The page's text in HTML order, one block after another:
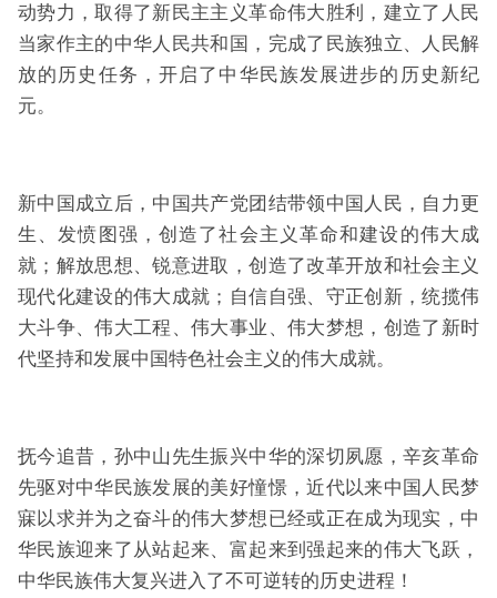
动势力，取得了新民主主义革命伟大胜利，建立了人民
当家作主的中华人民共和国，完成了民族独立、人民解
放的历史任务，开启了中华民族发展进步的历史新纪
元。
新中国成立后，中国共产党团结带领中国人民，自力更
生、发愤图强，创造了社会主义革命和建设的伟大成
就；解放思想、锐意进取，创造了改革开放和社会主义
现代化建设的伟大成就；自信自强、守正创新，统揽伟
大斗争、伟大工程、伟大事业、伟大梦想，创造了新时
代坚持和发展中国特色社会主义的伟大成就。
抚今追昔，孙中山先生振兴中华的深切夙愿，辛亥革命
先驱对中华民族发展的美好憧憬，近代以来中国人民梦
寐以求并为之奋斗的伟大梦想已经或正在成为现实，中
华民族迎来了从站起来、富起来到强起来的伟大飞跃，
中华民族伟大复兴进入了不可逆转的历史进程！